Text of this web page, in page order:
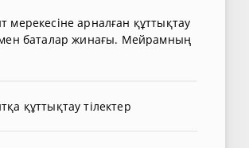
мерекесіне арналған құттықтау
мен баталар жинағы. Мейрамның
құттықтау тілектер